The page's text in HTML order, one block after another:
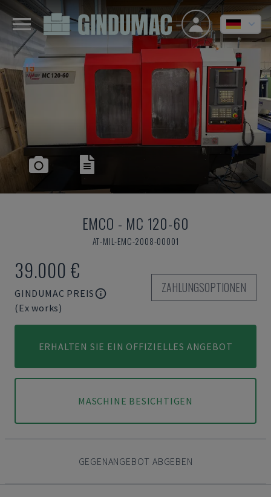
EMCO - MC 120-60
AT-MIL-EMC-2008-00001
39.000 €
GINDUMAC PREIS
(Ex works)
ZAHLUNGSOPTIONEN
ERHALTEN SIE EIN OFFIZIELLES ANGEBOT
MASCHINE BESICHTIGEN
GEGENANGEBOT ABGEBEN